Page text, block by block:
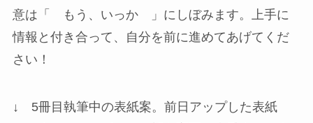
意は「 もう、いっか 」にしぼみます。上手に
情報と付き合って、自分を前に進めてあげてくだ
さい！
↓ 5冊目執筆中の表紙案。前日アップした表紙